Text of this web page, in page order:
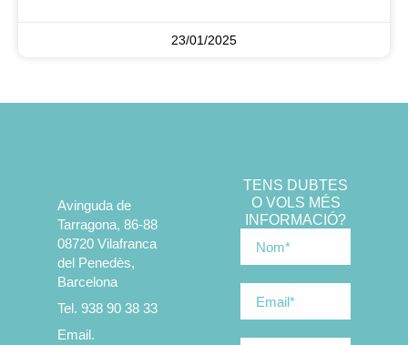
23/01/2025
Avinguda de
Tarragona, 86-88
08720 Vilafranca
del Penedès,
Barcelona
Tel. 938 90 38 33
Email.
TENS DUBTES
O VOLS MÉS
INFORMACIÓ?